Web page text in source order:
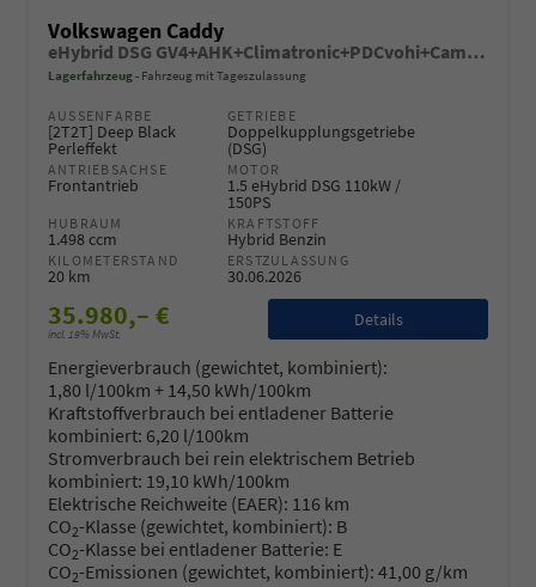
Volkswagen Caddy
eHybrid DSG GV4+AHK+Climatronic+PDCvohi+Cam+Regensens.+AppConnect
Lagerfahrzeug Fahrzeug mit Tageszulassung
AUSSENFARBE
[2T2T] Deep Black
Perleffekt
GETRIEBE
Doppelkupplungsgetriebe
(DSG)
ANTRIEBSACHSE
Frontantrieb
MOTOR
1.5 eHybrid DSG 110kW /
150PS
HUBRAUM
1.498 ccm
KRAFTSTOFF
Hybrid Benzin
KILOMETERSTAND
20 km
ERSTZULASSUNG
30.06.2026
35.980,– €
incl. 19% MwSt.
Details
Energieverbrauch (gewichtet, kombiniert):
1,80 l/100km + 14,50 kWh/100km
Kraftstoffverbrauch bei entladener Batterie
kombiniert: 6,20 l/100km
Stromverbrauch bei rein elektrischem Betrieb
kombiniert: 19,10 kWh/100km
Elektrische Reichweite (EAER): 116 km
CO2-Klasse (gewichtet, kombiniert): B
CO2-Klasse bei entladener Batterie: E
CO2-Emissionen (gewichtet, kombiniert): 41,00 g/km